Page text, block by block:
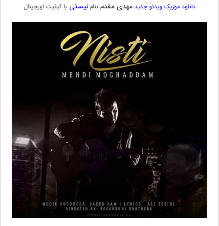
دانلود موزیک ویدئو جدید مهدی مقدمبنامنیستی با کیفیت اورجینال